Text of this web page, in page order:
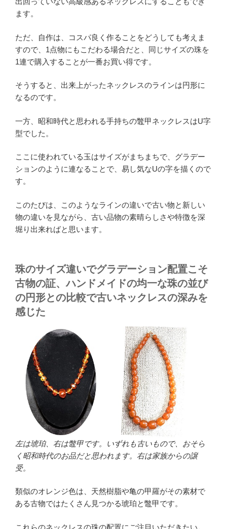
ます。
ただ、自作は、コスパ良く作ることをどうしても考えま
すので、1点物にもこだわる場合だと、同じサイズの珠を
1連で購入することが一番お買い得です。
そうすると、出来上がったネックレスのラインは円形に
なるのです。
一方、昭和時代と思われる手持ちの鼈甲ネックレスはU字
型でした。
ここに使われている玉はサイズがまちまちで、グラデー
ションのように連なることで、易し気なUの字を描くので
す。
このたびは、このようなラインの違いで古い物と新しい
物の違いを見ながら、古い品物の素晴らしさや特徴を深
堀り出来ればと思います。
珠のサイズ違いでグラデーション配置こそ
古物の証、ハンドメイドの均一な珠の並び
の円形との比較で古いネックレスの深みを
感じた
左は琥珀、右は鼈甲です。いずれも古いもので、おそら
く昭和時代のお品だと思われます。右は家族からの譲
受。
類似のオレンジ色は、天然樹脂や亀の甲羅がその素材で
ある古物ではたくさん見つかる琥珀と鼈甲です。
これらのネックレスの珠の配置にご注目いただきたい。